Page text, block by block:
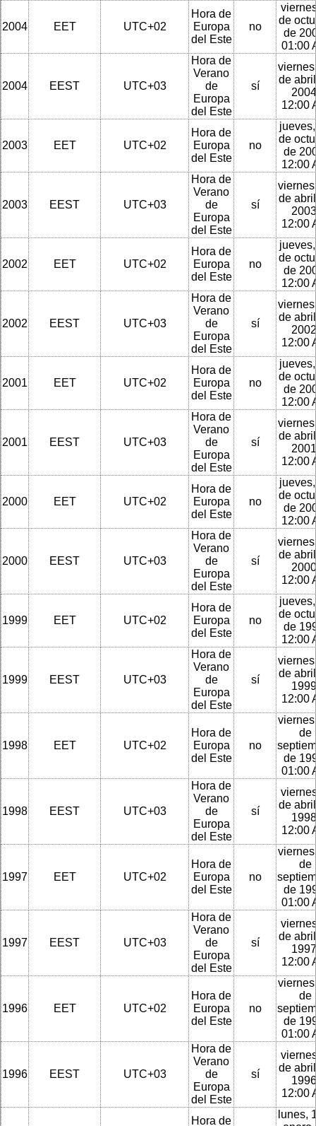
2004 EET UTC+02
Hora de
Europa
del Este
no
de
de
01:00
2004 EEST UTC+03
Hora de
Verano
de
Europa
del Este
sí
de
12:00
2003 EET UTC+02
Hora de
Europa
del Este
no
de
de
12:00
2003 EEST UTC+03
Hora de
Verano
de
Europa
del Este
sí
de
12:00
2002 EET UTC+02
Hora de
Europa
del Este
no
de
de
12:00
2002 EEST UTC+03
Hora de
Verano
de
Europa
del Este
sí
de
12:00
2001 EET UTC+02
Hora de
Europa
del Este
no
de
de
12:00
2001 EEST UTC+03
Hora de
Verano
de
Europa
del Este
sí
de
12:00
2000 EET UTC+02
Hora de
Europa
del Este
no
de
de
12:00
2000 EEST UTC+03
Hora de
Verano
de
Europa
del Este
sí
de
12:00
1999 EET UTC+02
Hora de
Europa
del Este
no
de
de
12:00
1999 EEST UTC+03
Hora de
Verano
de
Europa
del Este
sí
de
12:00
1998 EET UTC+02
Hora de
Europa
del Este
no
de
de
01:00
1998 EEST UTC+03
Hora de
Verano
de
Europa
del Este
sí
de
12:00
1997 EET UTC+02
Hora de
Europa
del Este
no
de
de
01:00
1997 EEST UTC+03
Hora de
Verano
de
Europa
del Este
sí
de
12:00
1996 EET UTC+02
Hora de
Europa
del Este
no
de
de
01:00
1996 EEST UTC+03
Hora de
Verano
de
Europa
del Este
sí
de
12:00
Hora de
lunes,